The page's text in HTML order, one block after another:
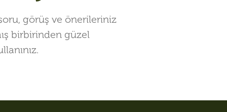
görüş ve önerileriniz
birbirinden güzel